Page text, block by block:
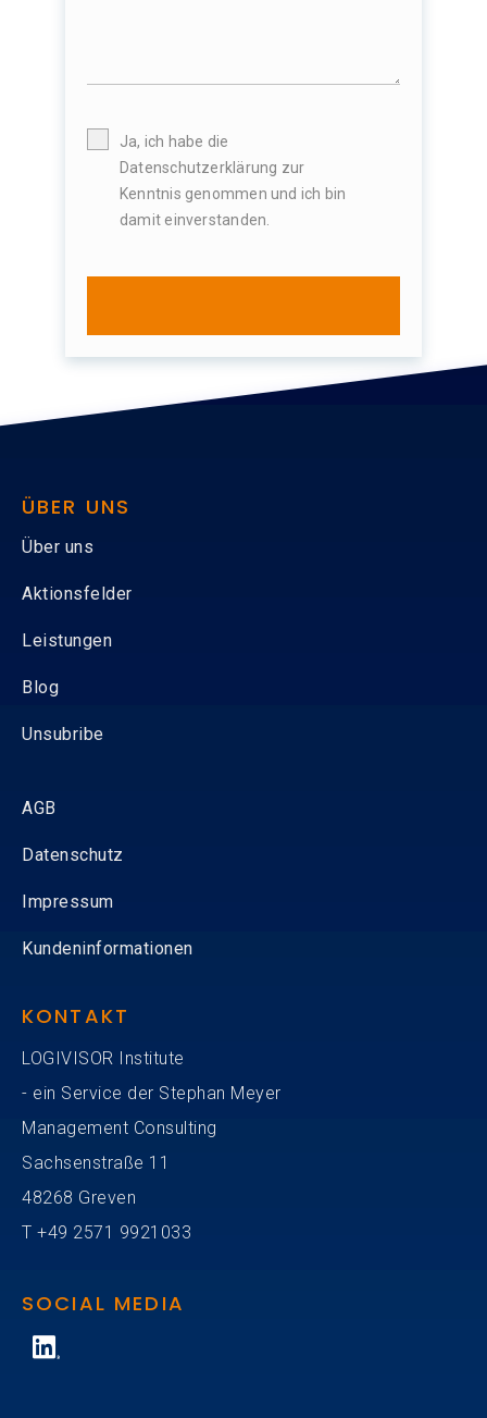
Ja, ich habe die
Datenschutzerklärung zur
Kenntnis genommen und ich bin
damit einverstanden.
ÜBER UNS
Über uns
Aktionsfelder
Leistungen
Blog
Unsubribe
AGB
Datenschutz
Impressum
Kundeninformationen
KONTAKT
LOGIVISOR Institute
- ein Service der Stephan Meyer
Management Consulting
Sachsenstraße 11
48268 Greven
T+49 2571 9921033
SOCIAL MEDIA